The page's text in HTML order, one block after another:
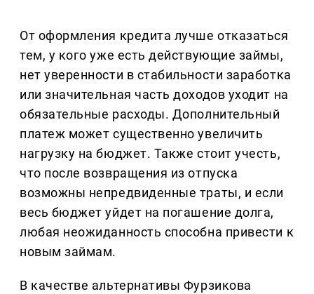
От оформления кредита лучше отказаться
тем, у кого уже есть действующие займы,
нет уверенности в стабильности заработка
или значительная часть доходов уходит на
обязательные расходы. Дополнительный
платеж может существенно увеличить
нагрузку на бюджет. Также стоит учесть,
что после возвращения из отпуска
возможны непредвиденные траты, и если
весь бюджет уйдет на погашение долга,
любая неожиданность способна привести к
новым займам.
В качестве альтернативы Фурзикова